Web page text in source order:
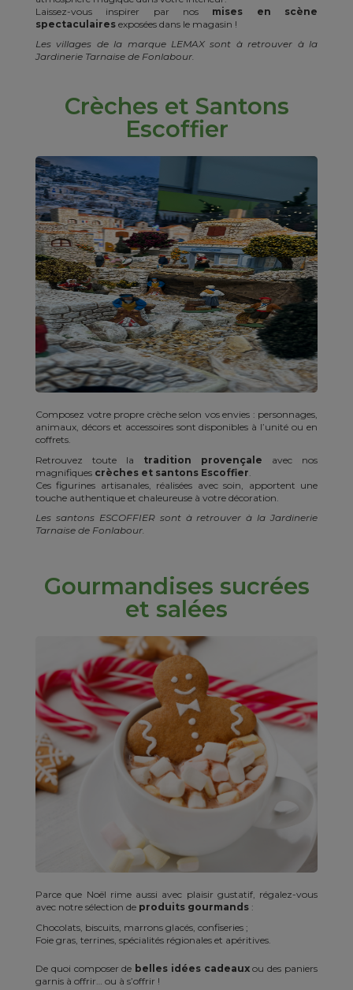
Laissez-vous inspirer par nos mises en scène
spectaculaires exposées dans le magasin !
Les villages de la marque LEMAX sont à retrouver à la
Jardinerie Tarnaise de Fonlabour.
Crèches et Santons
Escoffier
Composez votre propre crèche selon vos envies : personnages,
animaux, décors et accessoires sont disponibles à l’unité ou en
coffrets.
Retrouvez toute la tradition provençale avec nos
magnifiques crèches et santons Escoffier
Ces figurines artisanales, réalisées avec soin, apportent une
touche authentique et chaleureuse à votre décoration.
Les santons ESCOFFIER sont à retrouver à la Jardinerie
Tarnaise de Fonlabour.
Gourmandises sucrées
et salées
Parce que Noël rime aussi avec plaisir gustatif, régalez-vous
avec notre sélection de produits gourmands :
Chocolats, biscuits, marrons glacés, confiseries ;
Foie gras, terrines, spécialités régionales et apéritives.
De quoi composer de belles idées cadeauxou des paniers
garnis à offrir… ou à s’offrir !